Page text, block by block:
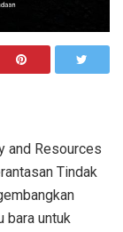
and Resources
Tindak
bara untuk